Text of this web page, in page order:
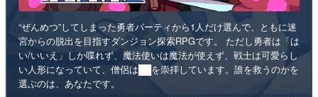
“ぜんめつ”してしまった勇者パーティから1人だけ選んで、ともに迷
宮からの脱出を目指すダンジョン探索RPGです。 ただし勇者は「は
い/いいえ」しか喋れず、魔法使いは魔法が使えず、戦士は可愛らし
い人形になっていて、僧侶は██を崇拝しています。誰を救うのかを
選ぶのは、あなたです。